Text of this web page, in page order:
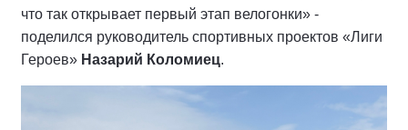
что так открывает первый этап велогонки» -
поделился руководитель спортивных проектов «Лиги
Героев» Назарий Коломиец.